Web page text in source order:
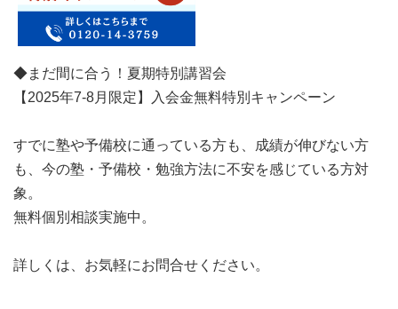
◆まだ間に合う！夏期特別講習会
【2025年7-8月限定】入会金無料特別キャンペーン
すでに塾や予備校に通っている方も、成績が伸びない方
も、今の塾・予備校・勉強方法に不安を感じている方対
象。
無料個別相談実施中。
詳しくは、お気軽にお問合せください。